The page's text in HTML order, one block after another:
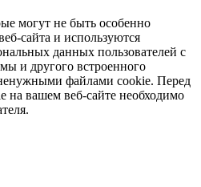
могут не быть особенно
сайта и используются
данных пользователей с
и другого встроенного
файлами cookie. Перед
на вашем веб-сайте необходимо